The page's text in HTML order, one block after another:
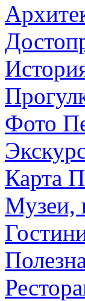
Фото
Карта
Музеи,